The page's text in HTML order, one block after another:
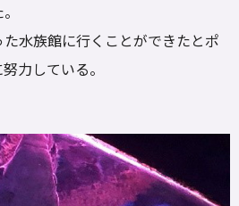
水族館に行くことができたとポ
力している。